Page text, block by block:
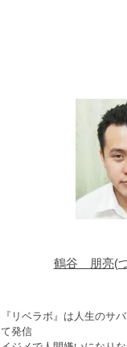
鶴谷 朋亮(
『リベラボ』は人生のサ
て発信